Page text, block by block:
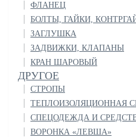
ФЛАНЕЦ
БОЛТЫ, ГАЙКИ,
ЗАГЛУШКА
ЗАДВИЖКИ, КЛАПАНЫ
КРАН ШАРОВЫЙ
ДРУГОЕ
СТРОПЫ
ТЕПЛОИЗОЛЯЦИОННАЯ
СПЕЦОДЕЖДА И
ВОРОНКА «ЛЕВША»